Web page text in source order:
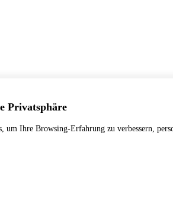
Privatsphäre
um Ihre Browsing-Erfahrung zu verbessern,